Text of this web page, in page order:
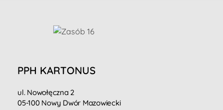
PPH KARTONUS
ul. Nowołęczna 2
05-100 Nowy Dwór Mazowiecki